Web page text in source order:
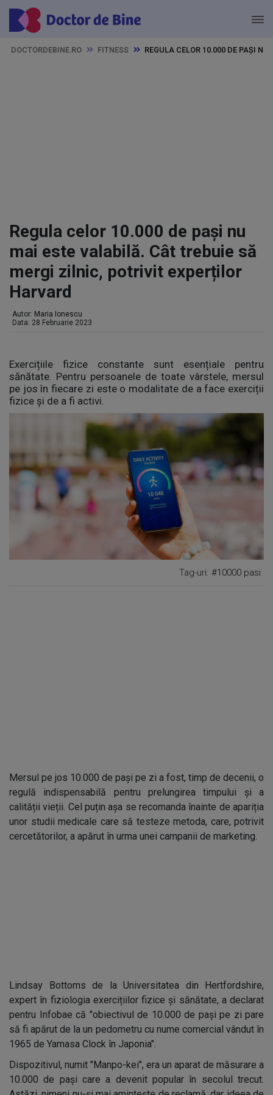
DOCTORDEBINE.RO FITNESS REGULA CELOR 10.000 DE PAȘI
Regula celor 10.000 de pași nu
mai este valabilă. Cât trebuie să
mergi zilnic, potrivit experților
Harvard
Autor: Maria Ionescu
Data: 28 Februarie 2023
Exercițiile fizice constante sunt esențiale pentru
sănătate. Pentru persoanele de toate vârstele, mersul
pe jos în fiecare zi este o modalitate de a face exerciții
fizice și de a fi activi.
Tag-uri: #10000 pasi
Mersul pe jos 10.000 de pași pe zi a fost, timp de decenii, o
regulă indispensabilă pentru prelungirea timpului și a
calității vieții. Cel puțin așa se recomanda înainte de apariția
unor studii medicale care să testeze metoda, care, potrivit
cercetătorilor, a apărut în urma unei campanii de marketing.
Lindsay Bottoms de la Universitatea din Hertfordshire,
expert în fiziologia exercițiilor fizice și sănătate, a declarat
pentru Infobae că "obiectivul de 10.000 de pași pe zi pare
să fi apărut de la un pedometru cu nume comercial vândut în
1965 de Yamasa Clock în Japonia".
Dispozitivul, numit "Manpo-kei", era un aparat de măsurare a
10.000 de pași care a devenit popular în secolul trecut.